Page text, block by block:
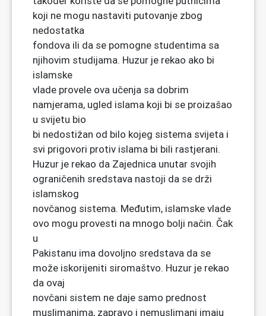
koji ne mogu nastaviti putovanje zbog
nedostatka
fondova ili da se pomogne studentima sa
njihovim studijama. Huzur je rekao ako bi
islamske
vlade provele ova učenja sa dobrim
namjerama, ugled islama koji bi se proizašao
u svijetu bio
bi nedostižan od bilo kojeg sistema svijeta i
svi prigovori protiv islama bi bili rastjerani.
Huzur je rekao da Zajednica unutar svojih
ograničenih sredstava nastoji da se drži
islamskog
novčanog sistema. Međutim, islamske vlade
ovo mogu provesti na mnogo bolji način. Čak
u
Pakistanu ima dovoljno sredstava da se
može iskorijeniti siromaštvo. Huzur je rekao
da ovaj
novčani sistem ne daje samo prednost
muslimanima, zapravo i nemuslimani imaju